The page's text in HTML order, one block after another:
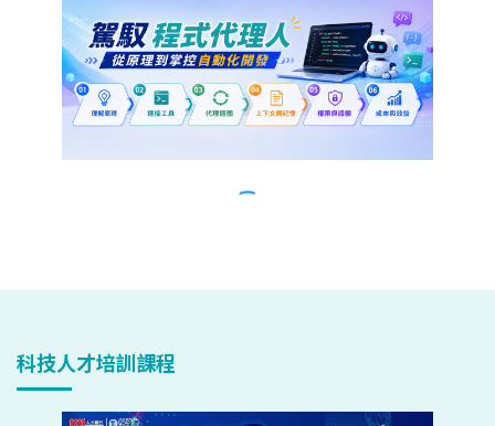
科技人才培訓課程